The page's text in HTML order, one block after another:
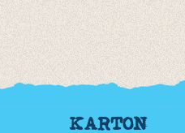
KARTON